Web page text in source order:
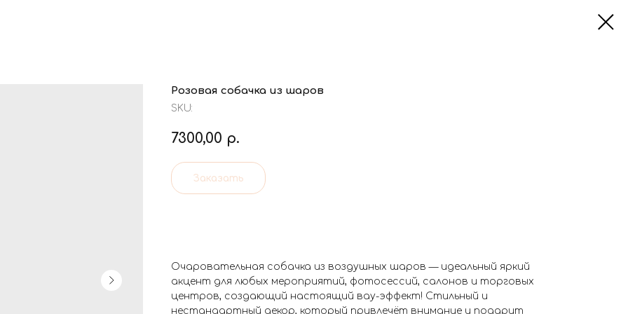
Розовая собачка из шаров
SKU:
7300,00 р.
Заказать
Очаровательная собачка из воздушных шаров — идеальный яркий
акцент для любых мероприятий, фотосессий, салонов и торговых
центров, создающий настоящий вау-эффект! Стильный и
нестандартный декор, который привлечёт внимание и подарит